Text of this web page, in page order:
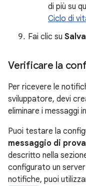
di più su
Ciclo di
Fai clic su
Verificare la
Per ricevere le
sviluppatore, devi
eliminare i messaggi
Puoi testare la
messaggio di prova
descritto nella
configurato un
notifiche, puoi